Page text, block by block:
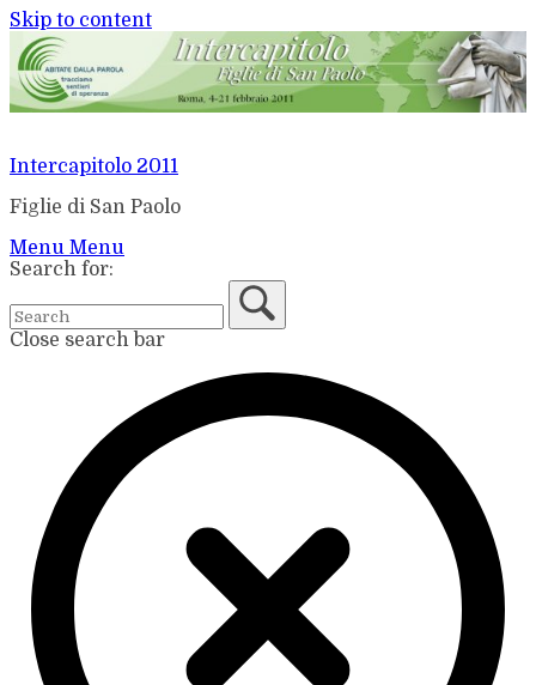
Skip to content
Intercapitolo 2011
Figlie di San Paolo
Menu Menu
Search for:
Close search bar